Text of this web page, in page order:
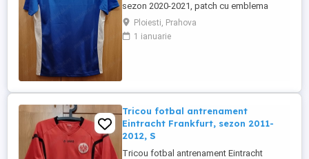
sezon 2020-2021, patch cu emblema
clubului, purtat o singura data Marime: S
Dimensiuni (cm): Maneci 22, Umeri 39,
Latime 48, Lungime 66 Marca: Macron
Ploiesti, Prahova
1 ianuarie
Tricou fotbal antrenament
Eintracht Frankfurt, sezon 2011-
2012, S
Tricou fotbal antrenament Eintracht